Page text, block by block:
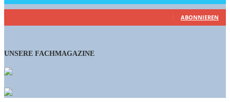
460 Abonnenten
ABONNIEREN
UNSERE FACHMAGAZINE